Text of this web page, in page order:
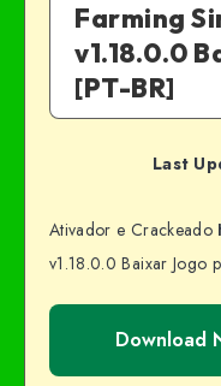
Farming
v1.18.0.0
[PT-BR]
Last
Ativador e Crackeado
v1.18.0.0 Baixar Jogo
Download